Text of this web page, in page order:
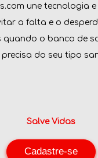
une tecnologia
a falta e o
quando o banco de
do seu tipo
Salve Vidas
Cadastre-se